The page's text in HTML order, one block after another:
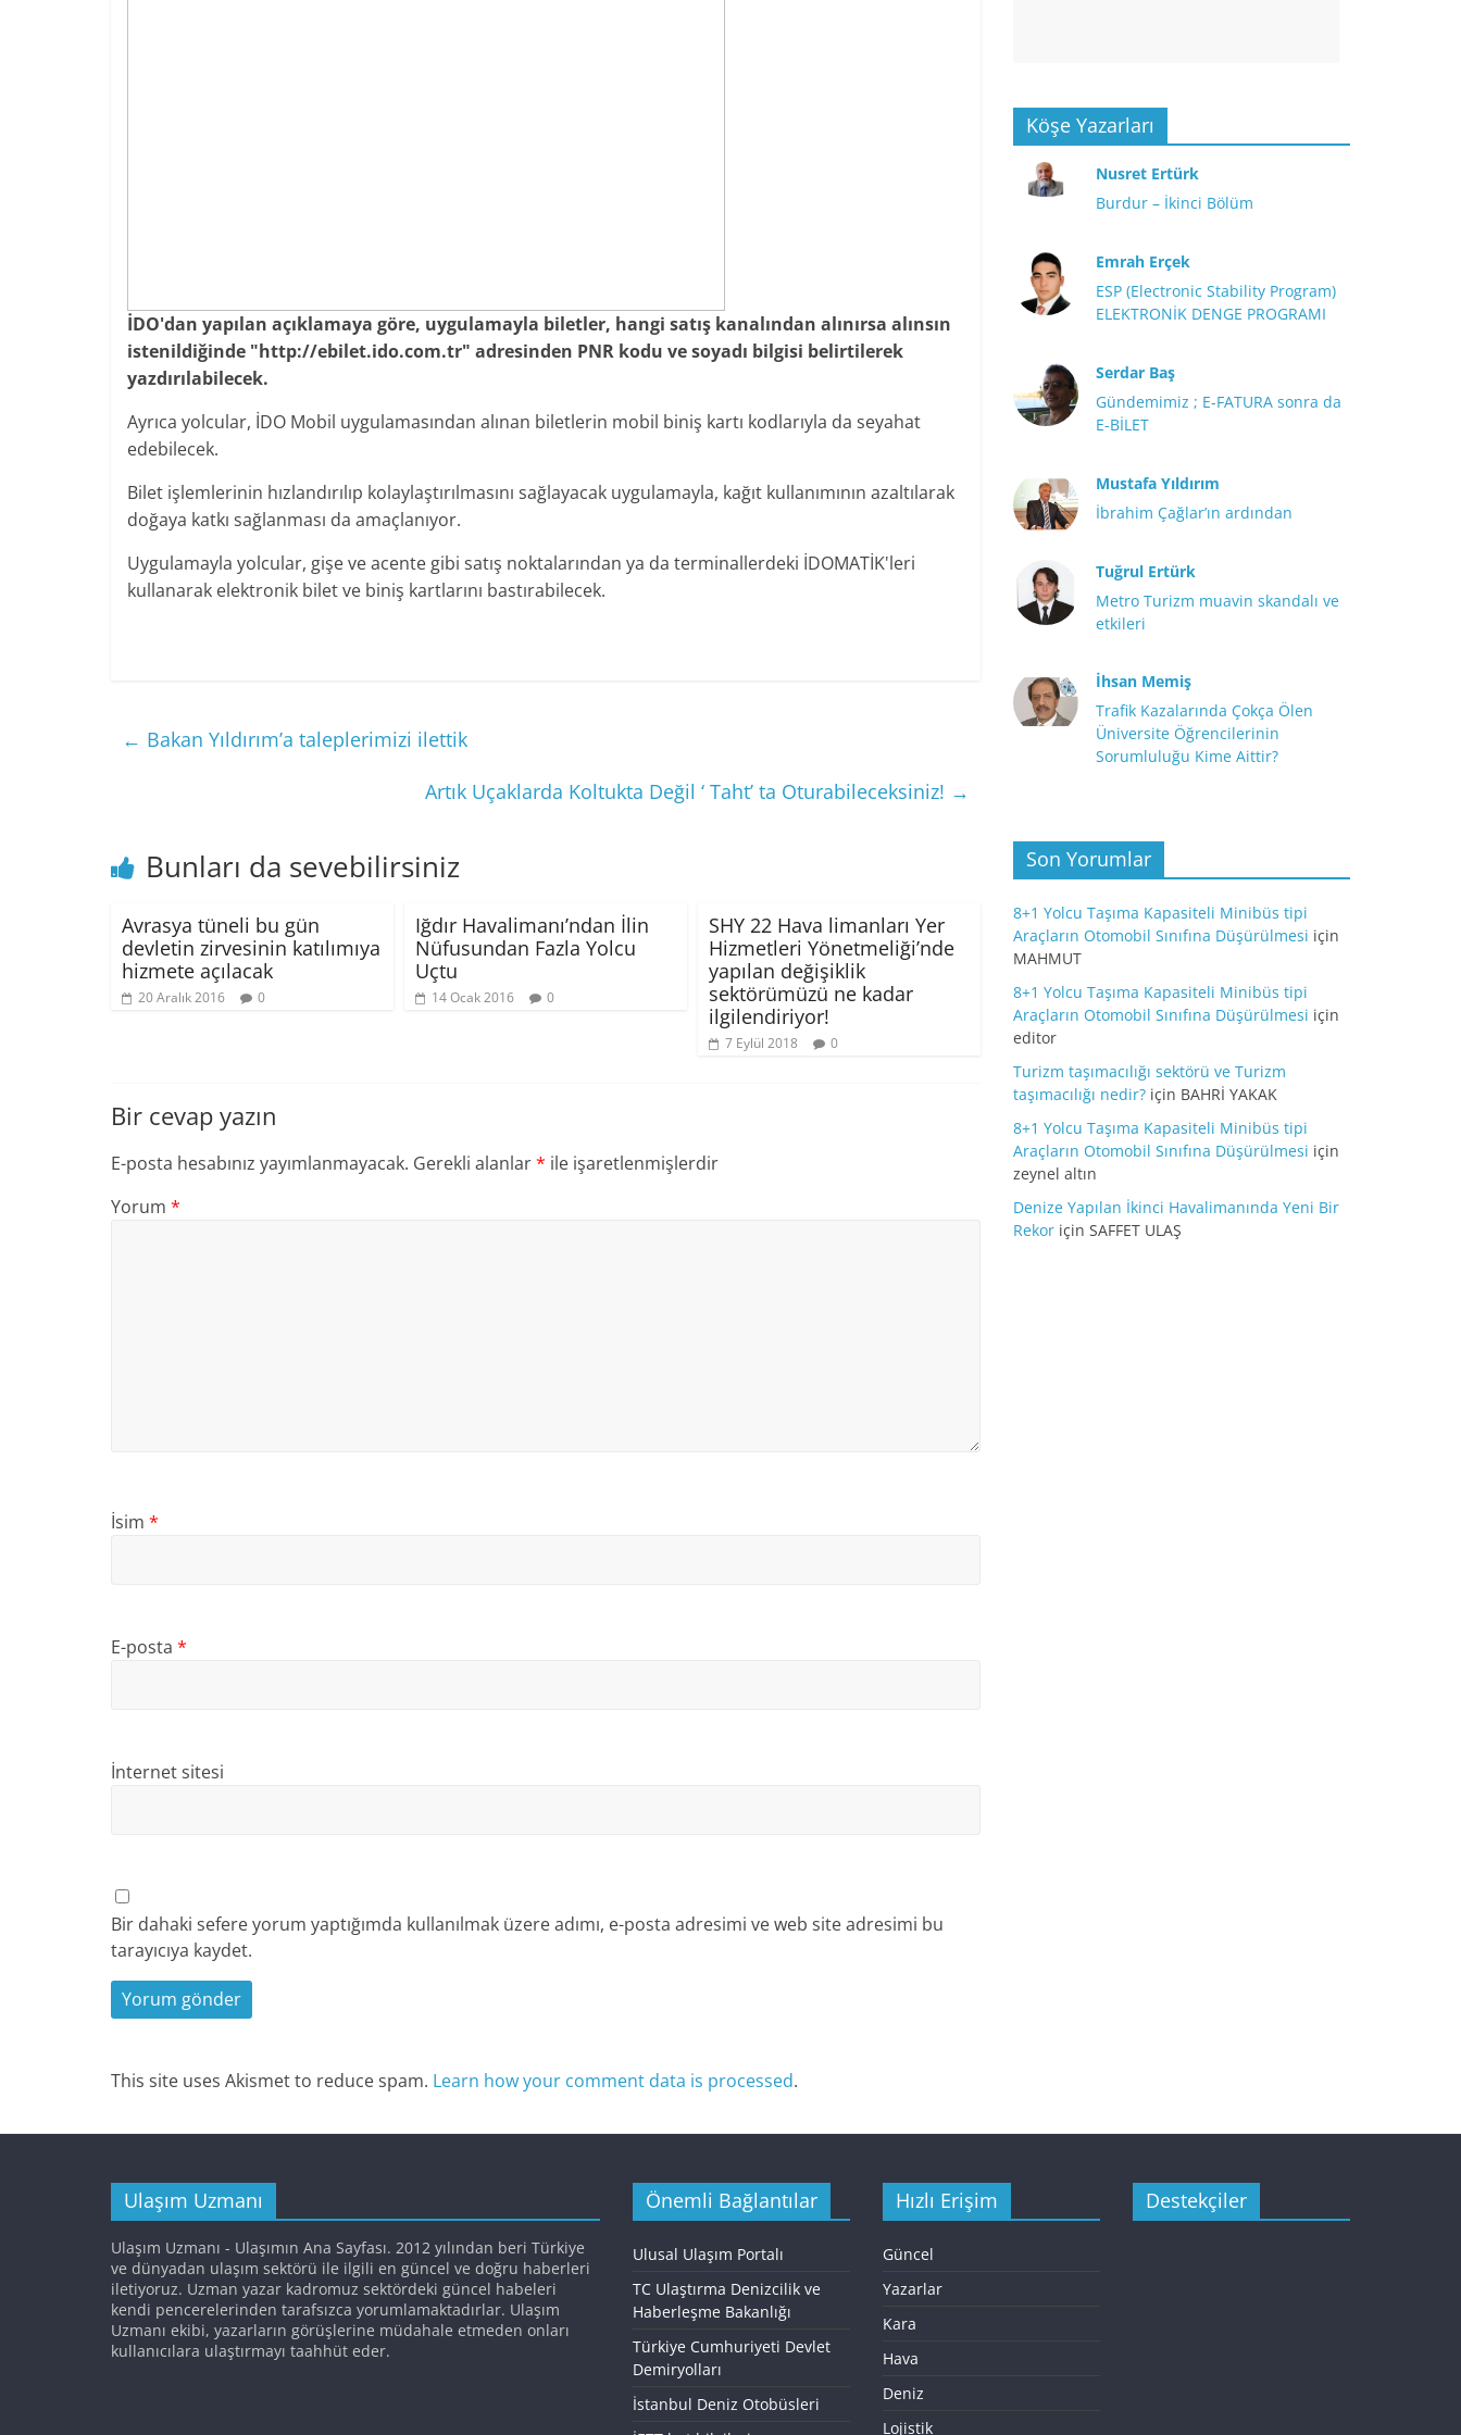
İDO'dan yapılan açıklamaya göre, uygulamayla biletler, hangi satış kanalından alınırsa alınsın
istenildiğinde "http://ebilet.ido.com.tr" adresinden PNR kodu ve soyadı bilgisi belirtilerek
yazdırılabilecek.
Ayrıca yolcular, İDO Mobil uygulamasından alınan biletlerin mobil biniş kartı kodlarıyla da seyahat
edebilecek.
Bilet işlemlerinin hızlandırılıp kolaylaştırılmasını sağlayacak uygulamayla, kağıt kullanımının azaltılarak
doğaya katkı sağlanması da amaçlanıyor.
Uygulamayla yolcular, gişe ve acente gibi satış noktalarından ya da terminallerdeki İDOMATİK'leri
kullanarak elektronik bilet ve biniş kartlarını bastırabilecek.
← Bakan Yıldırım’a taleplerimizi ilettik
Artık Uçaklarda Koltukta Değil ‘ Taht’ ta Oturabileceksiniz! →
Bunları da sevebilirsiniz
Avrasya tüneli bu gün
devletin zirvesinin katılımıya
hizmete açılacak
20 Aralık 2016 0
Iğdır Havalimanı’ndan İlin
Nüfusundan Fazla Yolcu
Uçtu
14 Ocak 2016 0
SHY 22 Hava limanları Yer
Hizmetleri Yönetmeliği’nde
yapılan değişiklik
sektörümüzü ne kadar
ilgilendiriyor!
7 Eylül 2018 0
Bir cevap yazın
E-posta hesabınız yayımlanmayacak. Gerekli alanlar* ile işaretlenmişlerdir
Yorum *
İsim *
E-posta *
İnternet sitesi
Bir dahaki sefere yorum yaptığımda kullanılmak üzere adımı, e-posta adresimi ve web site adresimi bu
tarayıcıya kaydet.
This site uses Akismet to reduce spam. Learn how your comment data is processed.
Köşe Yazarları
Nusret Ertürk
Burdur – İkinci Bölüm
Emrah Erçek
ESP (Electronic Stability Program)
ELEKTRONİK DENGE PROGRAMI
Serdar Baş
Gündemimiz ; E-FATURA sonra da
E-BİLET
Mustafa Yıldırım
İbrahim Çağlar’ın ardından
Tuğrul Ertürk
Metro Turizm muavin skandalı ve
etkileri
İhsan Memiş
Trafik Kazalarında Çokça Ölen
Üniversite Öğrencilerinin
Sorumluluğu Kime Aittir?
Son Yorumlar
8+1 Yolcu Taşıma Kapasiteli Minibüs tipi
Araçların Otomobil Sınıfına Düşürülmesi için
MAHMUT
8+1 Yolcu Taşıma Kapasiteli Minibüs tipi
Araçların Otomobil Sınıfına Düşürülmesi için
editor
Turizm taşımacılığı sektörü ve Turizm
taşımacılığı nedir? için BAHRİ YAKAK
8+1 Yolcu Taşıma Kapasiteli Minibüs tipi
Araçların Otomobil Sınıfına Düşürülmesi için
zeynel altın
Denize Yapılan İkinci Havalimanında Yeni Bir
Rekor için SAFFET ULAŞ
Ulaşım Uzmanı
Ulaşım Uzmanı - Ulaşımın Ana Sayfası. 2012 yılından beri Türkiye
ve dünyadan ulaşım sektörü ile ilgili en güncel ve doğru haberleri
iletiyoruz. Uzman yazar kadromuz sektördeki güncel habeleri
kendi pencerelerinden tarafsızca yorumlamaktadırlar. Ulaşım
Uzmanı ekibi, yazarların görüşlerine müdahale etmeden onları
kullanıcılara ulaştırmayı taahhüt eder.
Önemli Bağlantılar
Ulusal Ulaşım Portalı
TC Ulaştırma Denizcilik ve
Haberleşme Bakanlığı
Türkiye Cumhuriyeti Devlet
Demiryolları
İstanbul Deniz Otobüsleri
Hızlı Erişim
Güncel
Yazarlar
Kara
Hava
Deniz
Lojistik
Destekçiler